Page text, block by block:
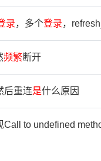
录，多个登录，
频繁断开
后重连是什么原因
Call to undefined